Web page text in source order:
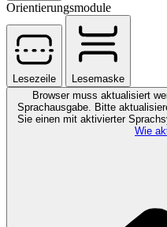
Orientierungsmodule
Lesezeile
Lesemaske
Browser muss aktualisiert
Sprachausgabe. Bitte
Sie einen mit aktivierter
Wie